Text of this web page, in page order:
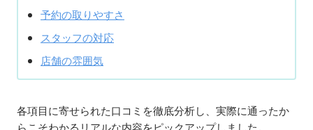
予約の取りやすさ
スタッフの対応
店舗の雰囲気
各項目に寄せられた口コミを徹底分析し、実際に通ったか